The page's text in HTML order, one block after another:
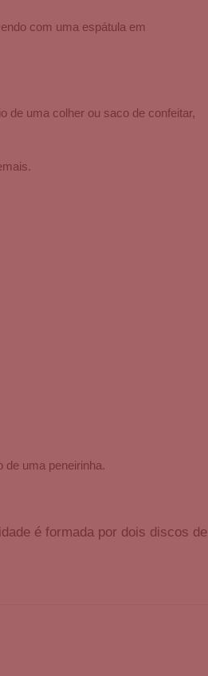
com uma espátula em
de uma colher ou saco de confeitar,
de uma peneirinha.
é formada por dois discos de